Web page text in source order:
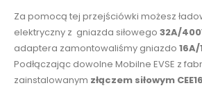
Za pomocą tej przejściówki możesz
elektryczny z gniazda siłowego 32A/
adaptera zamontowaliśmy gniazdo
Podłączając dowolne Mobilne EVSE z
zainstalowanym złączem siłowym CEE16